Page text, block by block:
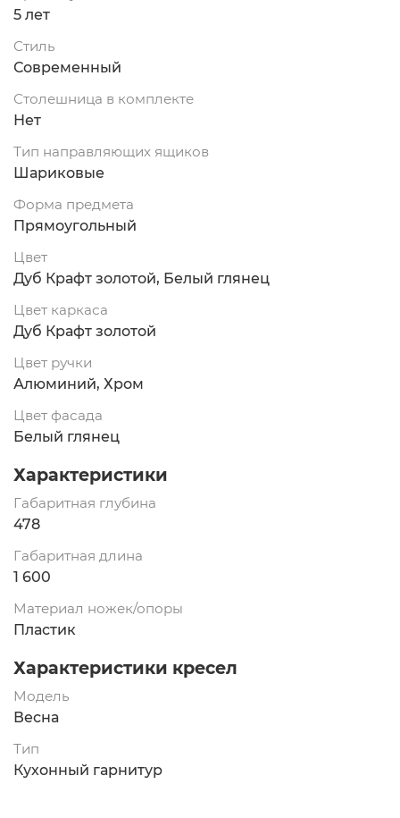
5 лет
Стиль
Современный
Столешница в комплекте
Нет
Тип направляющих ящиков
Шариковые
Форма предмета
Прямоугольный
Цвет
Дуб Крафт золотой, Белый глянец
Цвет каркаса
Дуб Крафт золотой
Цвет ручки
Алюминий, Хром
Цвет фасада
Белый глянец
Характеристики
Габаритная глубина
478
Габаритная длина
1 600
Материал ножек/опоры
Пластик
Характеристики кресел
Модель
Весна
Тип
Кухонный гарнитур